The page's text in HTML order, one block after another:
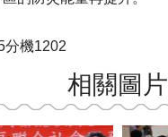
分機1202
相關圖片